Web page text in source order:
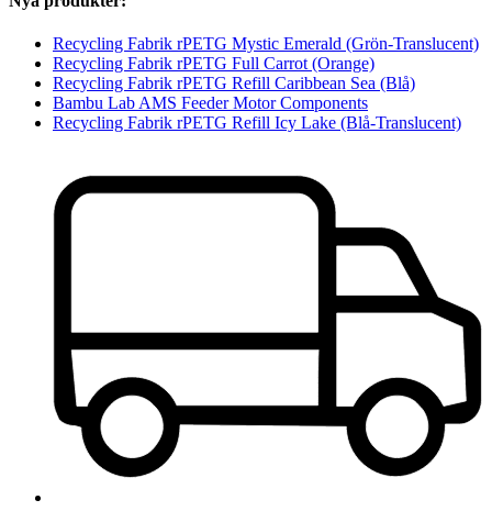
Recycling Fabrik rPETG Mystic Emerald (Grön-Translucent)
Recycling Fabrik rPETG Full Carrot (Orange)
Recycling Fabrik rPETG Refill Caribbean Sea (Blå)
Bambu Lab AMS Feeder Motor Components
Recycling Fabrik rPETG Refill Icy Lake (Blå-Translucent)